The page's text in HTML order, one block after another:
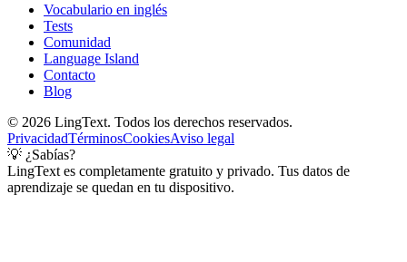
Vocabulario en inglés
Tests
Comunidad
Language Island
Contacto
Blog
© 2026 LingText. Todos los derechos reservados.
PrivacidadTérminosCookiesAviso legal
💡 ¿Sabías?
LingText es completamente gratuito y privado. Tus datos de
aprendizaje se quedan en tu dispositivo.